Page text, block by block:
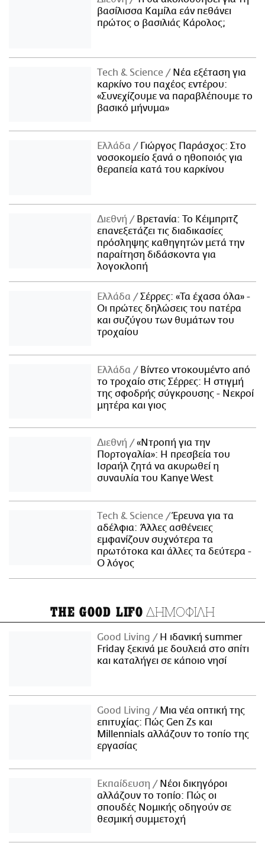
βασίλισσα Καμίλα εάν πεθάνει
πρώτος ο βασιλιάς Κάρολος;
Τech & Science
Νέα εξέταση για
καρκίνο του παχέος εντέρου:
«Συνεχίζουμε να παραβλέπουμε το
βασικό μήνυμα»
Ελλάδα
Γιώργος Παράσχος: Στο
νοσοκομείο ξανά ο ηθοποιός για
θεραπεία κατά του καρκίνου
Διεθνή
Βρετανία: Το Κέιμπριτζ
επανεξετάζει τις διαδικασίες
πρόσληψης καθηγητών μετά την
παραίτηση διδάσκοντα για
λογοκλοπή
Ελλάδα
Σέρρες: «Τα έχασα όλα» -
Οι πρώτες δηλώσεις του πατέρα
και συζύγου των θυμάτων του
τροχαίου
Ελλάδα
Βίντεο ντοκουμέντο από
το τροχαίο στις Σέρρες: Η στιγμή
της σφοδρής σύγκρουσης - Νεκροί
μητέρα και γιος
Διεθνή
«Ντροπή για την
Πορτογαλία»: Η πρεσβεία του
Ισραήλ ζητά να ακυρωθεί η
συναυλία του Kanye West
Τech & Science
Έρευνα για τα
αδέλφια: Άλλες ασθένειες
εμφανίζουν συχνότερα τα
πρωτότοκα και άλλες τα δεύτερα -
Ο λόγος
THE GOOD LIFO ΔΗΜΟΦΙΛΗ
Good Living
Η ιδανική summer
Friday ξεκινά με δουλειά στο σπίτι
και καταλήγει σε κάποιο νησί
Good Living
Μια νέα οπτική της
επιτυχίας: Πώς Gen Zs και
Millennials αλλάζουν το τοπίο της
εργασίας
Εκπαίδευση
Νέοι δικηγόροι
αλλάζουν το τοπίο: Πώς οι
σπουδές Νομικής οδηγούν σε
θεσμική συμμετοχή